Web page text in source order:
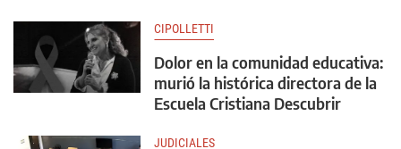
CIPOLLETTI
Dolor en la comunidad educativa:
murió la histórica directora de la
Escuela Cristiana Descubrir
JUDICIALES